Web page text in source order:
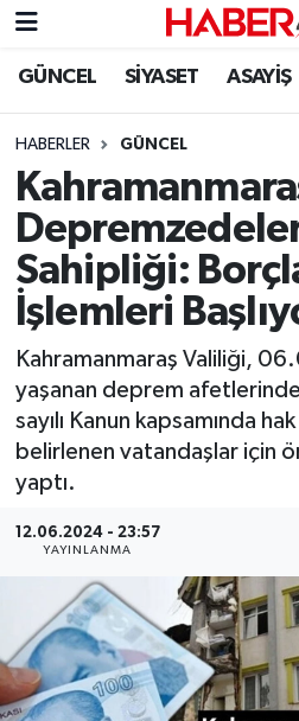
GÜNCEL SİYASET ASAYİŞ
HABERLER GÜNCEL
Sahipliği:
İşlemleri
Kahramanmaraş Valiliği,
yaşanan deprem
sayılı Kanun kapsamında
belirlenen vatandaşlar için
yaptı.
12.06.2024 - 23:57
YAYINLANMA
GÜNCEL
SİYASET
SPOR
YAŞAM
TEKNOLOJİ
SAĞLIK
İLÇE HABERLERİ
KÜLTÜR-SANAT
KSÜ
Nöbetçi Eczaneler
Hava Durumu
Kahramanmaraş Namaz
Trafik Durumu
Süper Lig Puan Durumu
Tüm Manşetler
Son Dakika Haberleri